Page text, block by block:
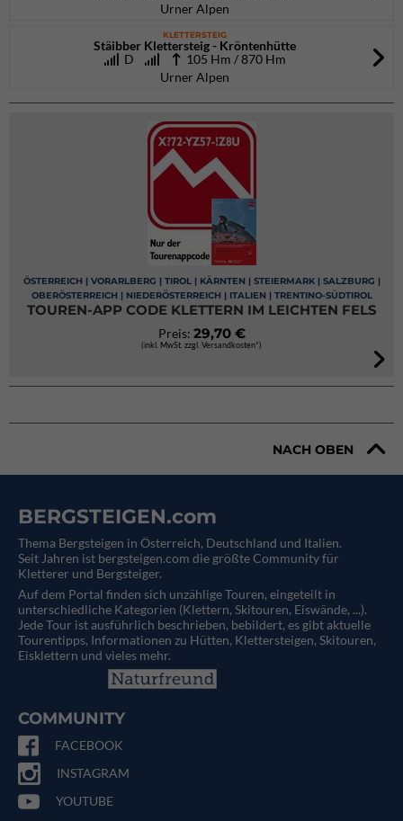
Urner Alpen
KLETTERSTEIG
Stäibber Klettersteig - Kröntenhütte
D
105 Hm / 870 Hm
Urner Alpen
ÖSTERREICH | VORARLBERG | TIROL | KÄRNTEN | STEIERMARK | SALZBURG |
OBERÖSTERREICH | NIEDERÖSTERREICH | ITALIEN | TRENTINO-SÜDTIROL
TOUREN-APP CODE KLETTERN IM LEICHTEN FELS
Preis: 29,70 €
(inkl. MwSt. zzgl. Versandkosten*)
NACH OBEN
BERGSTEIGEN.com
Thema Bergsteigen in Österreich, Deutschland und Italien.
Seit Jahren ist bergsteigen.com die größte Community für
Kletterer und Bergsteiger.
Auf dem Portal finden sich unzählige Touren, eingeteilt in
unterschiedliche Kategorien (Klettern, Skitouren, Eiswände, ...).
Jede Tour ist ausführlich beschrieben, bebildert, es gibt aktuelle
Tourentipps, Informationen zu Hütten, Klettersteigen, Skitouren,
Eisklettern und vieles mehr.
COMMUNITY
FACEBOOK
INSTAGRAM
YOUTUBE